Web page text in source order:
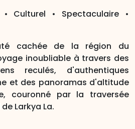
Culturel • Spectaculaire •
cachée de la région du
inoubliable à travers des
reculés, d'authentiques
et des panoramas d'altitude
couronné par la traversée
Larkya La.